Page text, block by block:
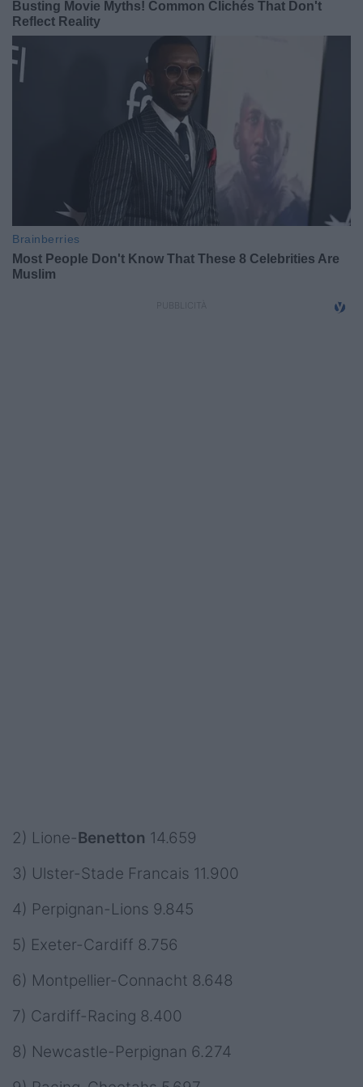
2) Lione-Benetton 14.659
3) Ulster-Stade Francais 11.900
4) Perpignan-Lions 9.845
5) Exeter-Cardiff 8.756
6) Montpellier-Connacht 8.648
7) Cardiff-Racing 8.400
8) Newcastle-Perpignan 6.274